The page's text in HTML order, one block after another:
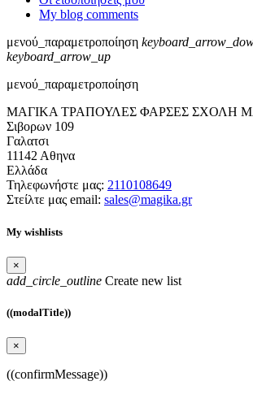
My blog comments
μενού_παραμετροποίηση
keyboard_arrow_up
μενού_παραμετροποίηση
ΜΑΓΙΚΑ ΤΡΑΠΟΥΛΕΣ ΦΑΡΣΕΣ ΣΧΟΛΗ
Σιβορων 109
Γαλατσι
11142 Αθηνα
Ελλάδα
Τηλεφωνήστε μας: 2110108649
Στείλτε μας email: sales@magika.gr
My wishlists
×
add_circle_outline Create new list
((modalTitle))
×
((confirmMessage))